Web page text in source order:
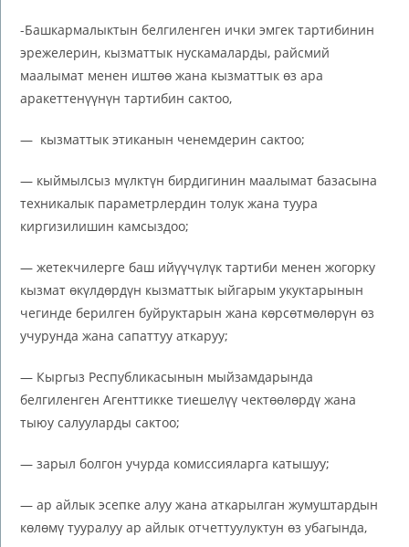
-Башкармалыктын белгиленген ички эмгек тартибинин
эрежелерин, кызматтык нускамаларды, райсмий
маалымат менен иштөө жана кызматтык өз ара
аракеттенүүнүн тартибин сактоо,
— кызматтык этиканын ченемдерин сактоо;
— кыймылсыз мүлктүн бирдигинин маалымат базасына
техникалык параметрлердин толук жана туура
киргизилишин камсыздоо;
— жетекчилерге баш ийүүчүлүк тартиби менен жогорку
кызмат өкүлдөрдүн кызматтык ыйгарым укуктарынын
чегинде берилген буйруктарын жана көрсөтмөлөрүн өз
учурунда жана сапаттуу аткаруу;
— Кыргыз Республикасынын мыйзамдарында
белгиленген Агенттикке тиешелүү чектөөлөрдү жана
тыюу салууларды сактоо;
— зарыл болгон учурда комиссияларга катышуу;
— ар айлык эсепке алуу жана аткарылган жумуштардын
көлөмү тууралуу ар айлык отчеттуулуктун өз убагында,